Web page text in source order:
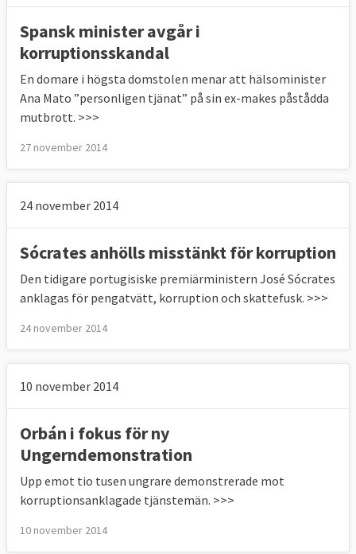
Spansk minister avgår i
korruptionsskandal
En domare i högsta domstolen menar att hälsominister
Ana Mato ”personligen tjänat” på sin ex-makes påstådda
mutbrott. >>>
27 november 2014
24 november 2014
Sócrates anhölls misstänkt för korruption
Den tidigare portugisiske premiärministern José Sócrates
anklagas för pengatvätt, korruption och skattefusk. >>>
24 november 2014
10 november 2014
Orbán i fokus för ny
Ungerndemonstration
Upp emot tio tusen ungrare demonstrerade mot
korruptionsanklagade tjänstemän. >>>
10 november 2014